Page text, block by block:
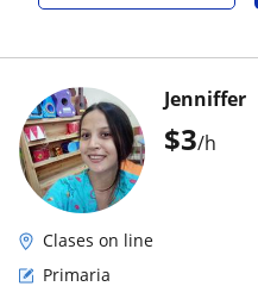
$3/h
Jenniffer
Clases on line
Primaria